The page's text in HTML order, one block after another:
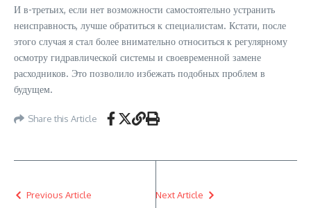
И в-третьих, если нет возможности самостоятельно устранить
неисправность, лучше обратиться к специалистам. Кстати, после
этого случая я стал более внимательно относиться к регулярному
осмотру гидравлической системы и своевременной замене
расходников. Это позволило избежать подобных проблем в
будущем.
Share this Article
Previous Article Next Article